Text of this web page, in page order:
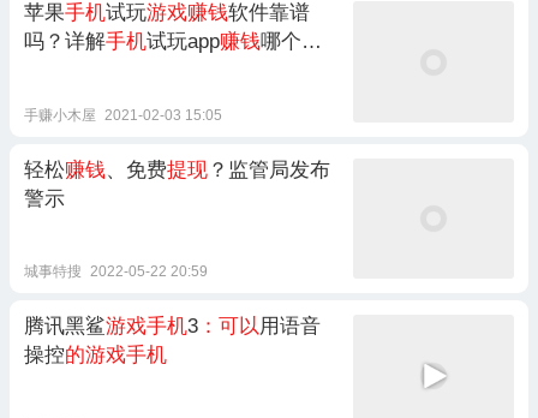
苹果手机试玩游戏赚钱软件靠谱
吗？详解手机试玩app赚钱哪个
手赚小木屋 2021-02-03 15:05
轻松赚钱、免费提现 ？监管局发布
警示
城事特搜 2022-05-22 20:59
腾讯黑鲨游戏手机3 ：可以用语音
操控的游戏手机